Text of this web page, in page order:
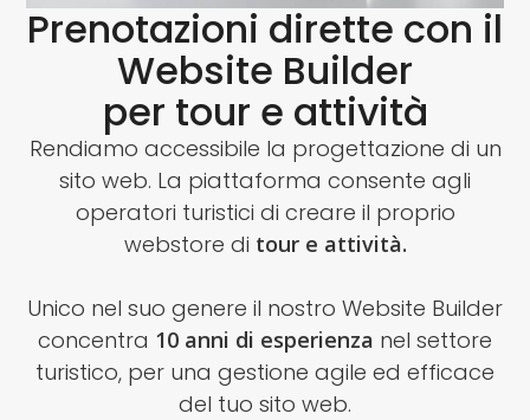
Prenotazioni dirette con il
Website Builder
per tour e attività
Rendiamo accessibile la progettazione di un
sito web. La piattaforma consente agli
operatori turistici di creare il proprio
webstore di tour e attività.
Unico nel suo genere il nostro Website Builder
concentra 10 anni di esperienza nel settore
turistico, per una gestione agile ed efficace
del tuo sito web.